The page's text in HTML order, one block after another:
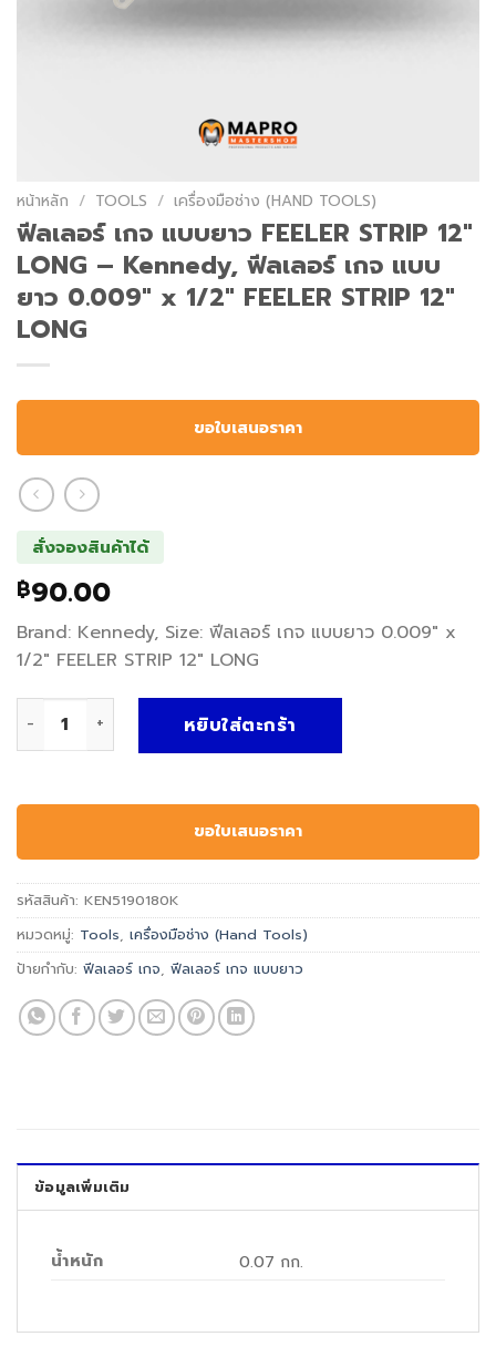
หน้าหลัก / TOOLS / เครื่องมือช่าง (HAND TOOLS)
ฟีลเลอร์ เกจ แบบยาว FEELER STRIP 12″
LONG – Kennedy, ฟีลเลอร์ เกจ แบบ
ยาว 0.009″ x 1/2″ FEELER STRIP 12″
LONG
ขอใบเสนอราคา
สั่งจองสินค้าได้
฿90.00
Brand: Kennedy, Size: ฟีลเลอร์ เกจ แบบยาว 0.009″ x
1/2″ FEELER STRIP 12″ LONG
หยิบใส่ตะกร้า
ขอใบเสนอราคา
รหัสสินค้า: KEN5190180K
หมวดหมู่: Tools เครื่องมือช่าง (Hand Tools)
ป้ายกำกับ: ฟีลเลอร์ เกจ ฟีลเลอร์ เกจ แบบยาว
ข้อมูลเพิ่มเติม
น้ำหนัก 0.07 กก.